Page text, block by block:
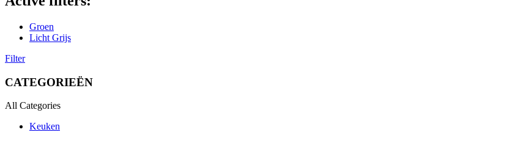
Groen
Licht Grijs
Filter
CATEGORIEËN
All Categories
Keuken